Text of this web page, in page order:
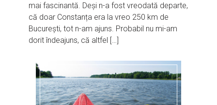
mai fascinantă. Deși n-a fost vreodată departe,
că doar Constanța era la vreo 250 km de
București, tot n-am ajuns. Probabil nu mi-am
dorit îndeajuns, că altfel […]